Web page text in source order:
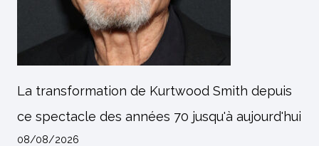
La transformation de Kurtwood Smith depuis
ce spectacle des années 70 jusqu'à aujourd'hui
08/08/2026